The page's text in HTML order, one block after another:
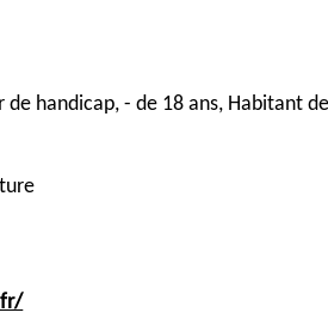
handicap, - de 18 ans, Habitant